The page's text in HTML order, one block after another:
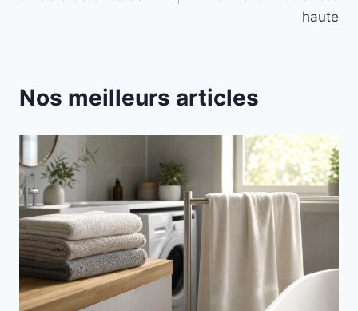
haute
Nos meilleurs articles